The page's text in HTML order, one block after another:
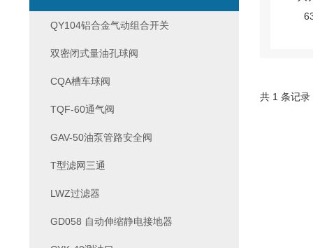
共 1 条记
QY104铝合金气动组合开关
双密闭式量油孔球阀
CQA槽车球阀
TQF-60通气阀
GAV-50油泵管路安全阀
T型滤网三通
LWZ过滤器
GD058 自动伸缩静电接地器